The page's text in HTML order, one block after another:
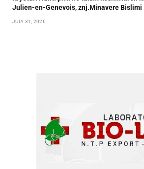
Julien-en-Genevois, znj.Minavere Bislimi
JULY 31, 2026